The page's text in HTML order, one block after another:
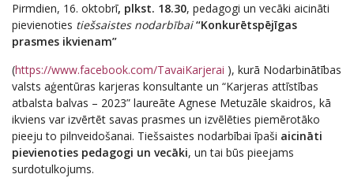
Pirmdien, 16. oktobrī, plkst. 18.30, pedagogi un vecāki aicināti
pievienoties tiešsaistes nodarbībai “Konkurētspējīgas
prasmes ikvienam”
(https://www.facebook.com/TavaiKarjerai ), kurā Nodarbinātības
valsts aģentūras karjeras konsultante un “Karjeras attīstības
atbalsta balvas – 2023” laureāte Agnese Metuzāle skaidros, kā
ikviens var izvērtēt savas prasmes un izvēlēties piemērotāko
pieeju to pilnveidošanai. Tiešsaistes nodarbībai īpaši aicināti
pievienoties pedagogi un vecāki, un tai būs pieejams
surdotulkojums.